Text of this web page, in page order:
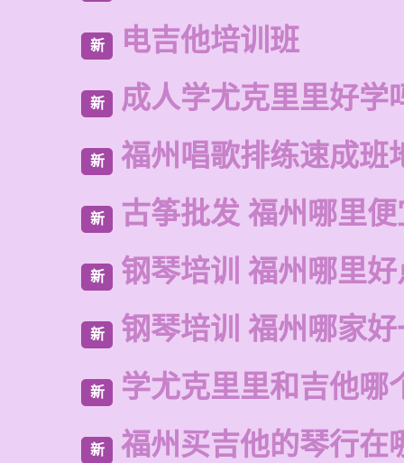
新 电吉他培训班
新 成人学尤克里里好学
新 福州唱歌排练速成班
新 古筝批发 福州哪里
新 钢琴培训 福州哪里
新 钢琴培训 福州哪家
新 学尤克里里和吉他哪
新 福州买吉他的琴行在